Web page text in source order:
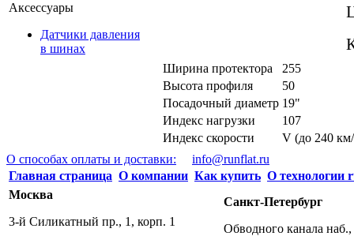
Аксессуары
Датчики давления
в шинах
Ширина протектора
255
Высота профиля
50
Посадочный диаметр 19"
Индекс нагрузки
107
Индекс скорости
V (до 240
О способах оплаты и доставки:
info@runflat.ru
Главная страница О компании Как купить О технологии
Москва
3-й Силикатный пр., 1, корп. 1
Санкт-Петербург
Обводного канала